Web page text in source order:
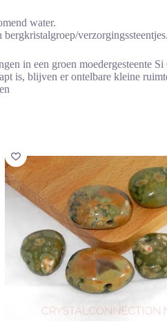
water.
verzorgingssteentjes.
in een groen
is, blijven er ontelbare kleine